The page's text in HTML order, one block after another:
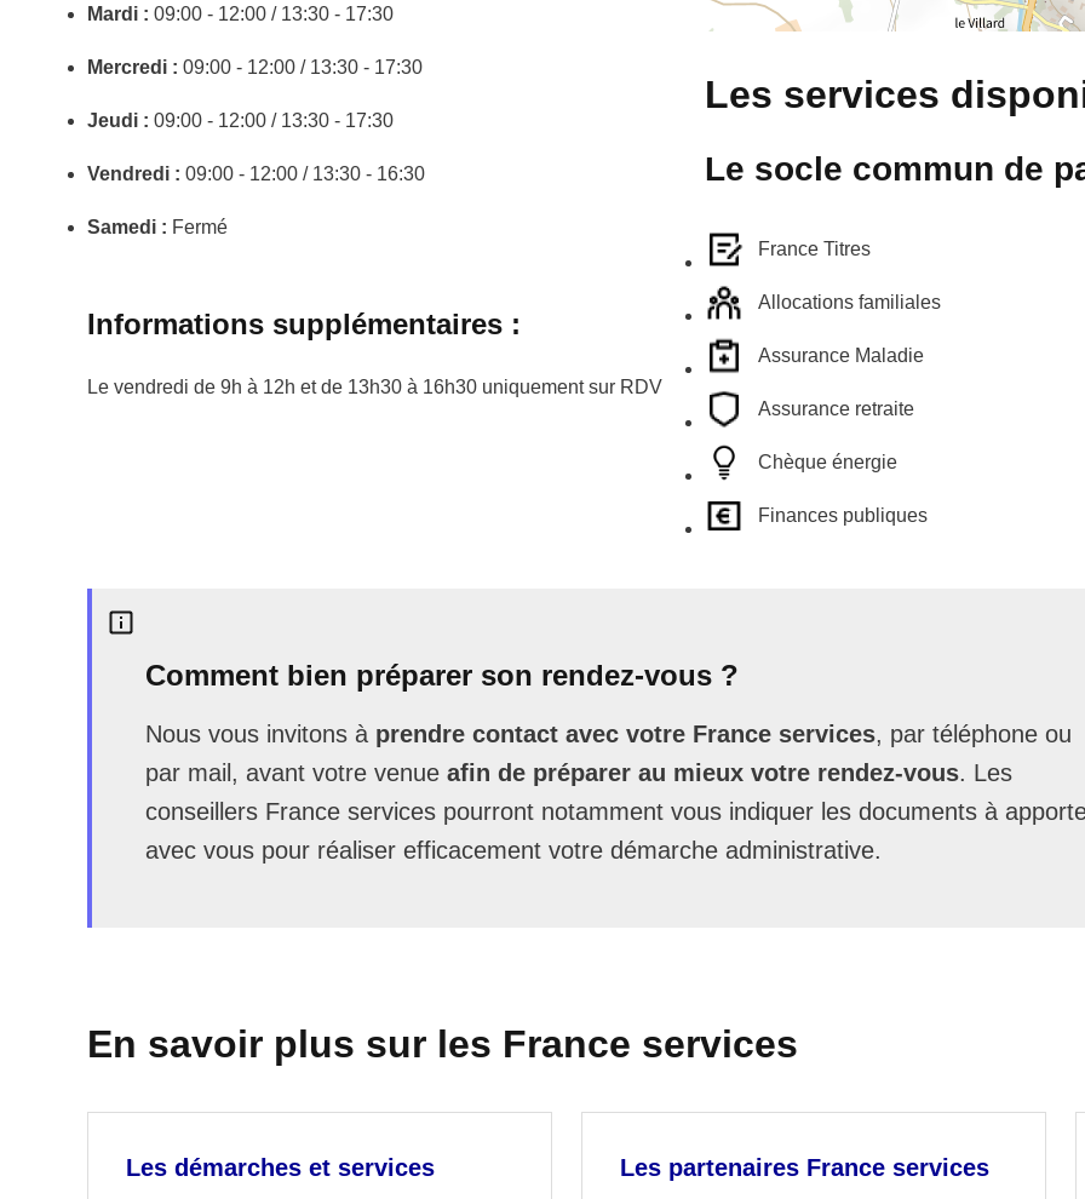
Mardi : 09:00 - 12:00 / 13:30 - 17:30
Mercredi : 09:00 - 12:00 / 13:30 - 17:30
Jeudi : 09:00 - 12:00 / 13:30 - 17:30
Vendredi : 09:00 - 12:00 / 13:30 - 16:30
Samedi : Fermé
Informations supplémentaires :
Le vendredi de 9h à 12h et de 13h30 à 16h30 uniquement sur RDV
Les services
Le socle commun de
France Titres
Allocations familiales
Assurance Maladie
Assurance retraite
Chèque énergie
Finances publiques
Comment bien préparer son rendez-vous ?
Nous vous invitons à prendre contact avec votre France services, par téléphone ou
par mail, avant votre venue afin de préparer au mieux votre rendez-vous. Les
conseillers France services pourront notamment vous indiquer les documents à
avec vous pour réaliser efficacement votre démarche administrative.
En savoir plus sur les France services
Les démarches et services Les partenaires France services